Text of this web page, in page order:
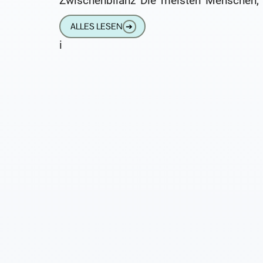
mit einem Cochlea-Implantat (CI)
tragen auf dem anderen Ohr
ALLES LESEN ➔
i